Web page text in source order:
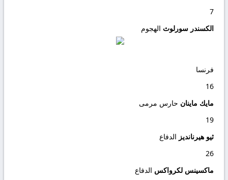
7
الكسندر سورلوث الهجوم
فرنسا
16
مايك ماينان حارس مرمى
19
ثيو هيرنانديز الدفاع
26
ماكسينس لكرواكس الدفاع